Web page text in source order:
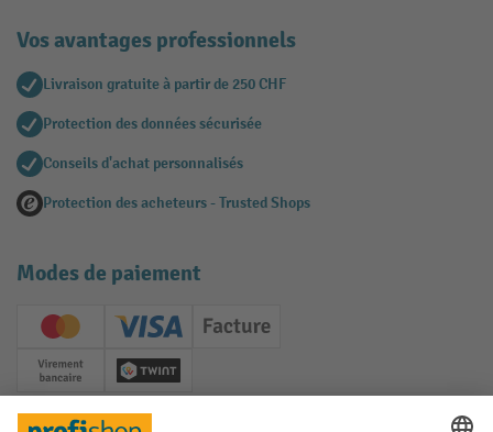
Vos avantages professionnels
Livraison gratuite à partir de 250 CHF
Protection des données sécurisée
Conseils d'achat personnalisés
Protection des acheteurs - Trusted Shops
Modes de paiement
Creditcard (Master)Creditcard (Visa)
Facture
Paiement anticipé
Twint